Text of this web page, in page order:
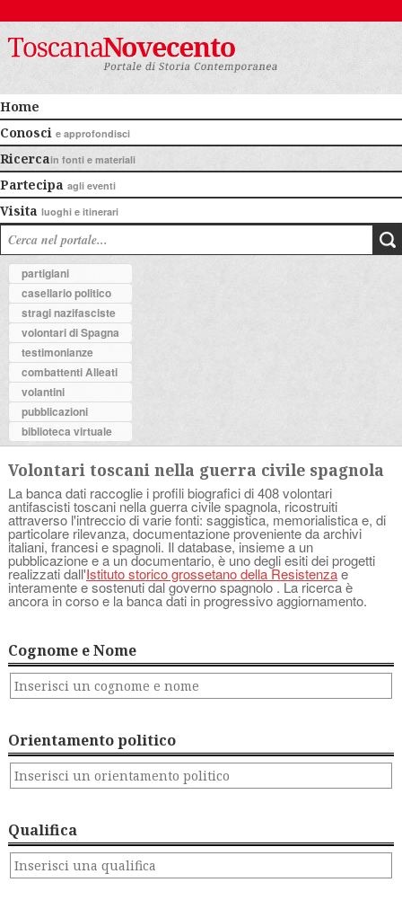
Home
Conosci e approfondisci
Ricercain fonti e materiali
Partecipa agli eventi
Visita luoghi e itinerari
partigiani
casellario politico
stragi nazifasciste
volontari di Spagna
testimonianze
combattenti Alleati
volantini
pubblicazioni
biblioteca virtuale
Volontari toscani nella guerra civile spagnola
La banca dati raccoglie i profili biografici di 408 volontari
antifascisti toscani nella guerra civile spagnola, ricostruiti
attraverso l'intreccio di varie fonti: saggistica, memorialistica e, di
particolare rilevanza, documentazione proveniente da archivi
italiani, francesi e spagnoli. Il database, insieme a un
pubblicazione e a un documentario, è uno degli esiti dei progetti
realizzati dall'Istituto storico grossetano della Resistenzae
interamente e sostenuti dal governo spagnolo . La ricerca è
ancora in corso e la banca dati in progressivo aggiornamento.
Cognome e Nome
Orientamento politico
Qualifica